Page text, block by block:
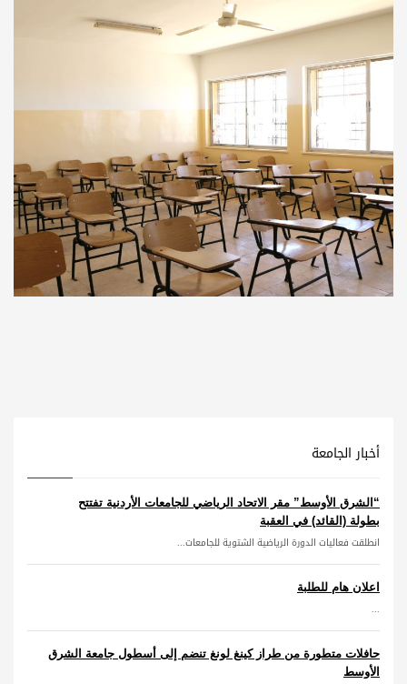
أخبار الجامعة
“الشرق الأوسط” مقر الاتحاد الرياضي للجامعات الأردنية تفتتح
بطولة (القائد) في العقبة
انطلقت فعاليات الدورة الرياضية الشتوية للجامعات...
اعلان هام للطلبة
...
حافلات متطورة من طراز كينغ لونغ تنضم إلى أسطول جامعة الشرق
الأوسط